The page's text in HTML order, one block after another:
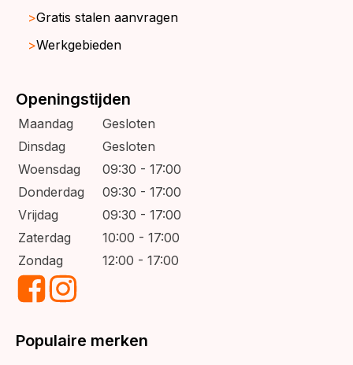
Gratis stalen aanvragen
Werkgebieden
Openingstijden
Maandag
Gesloten
Dinsdag
Gesloten
Woensdag
09:30 - 17:00
Donderdag
09:30 - 17:00
Vrijdag
09:30 - 17:00
Zaterdag
10:00 - 17:00
Zondag
12:00 - 17:00
Populaire merken